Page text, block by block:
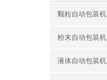
颗粒自动包装机
粉末自动包装机
液体自动包装机